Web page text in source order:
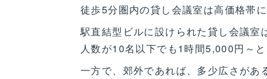
徒歩5分圏内の貸し会議室は高価格帯に
駅直結型ビルに設けられた貸し会議室
人数が10名以下でも1時間5,000円～と
一方で、郊外であれば、多少広さがあ